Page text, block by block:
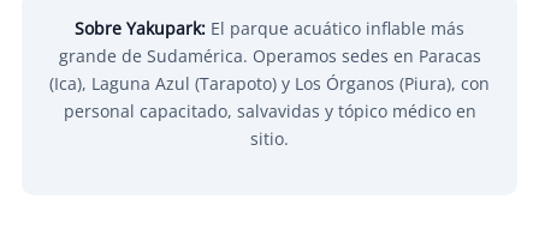
Sobre Yakupark: El parque acuático inflable más
grande de Sudamérica. Operamos sedes en Paracas
(Ica), Laguna Azul (Tarapoto) y Los Órganos (Piura), con
personal capacitado, salvavidas y tópico médico en
sitio.